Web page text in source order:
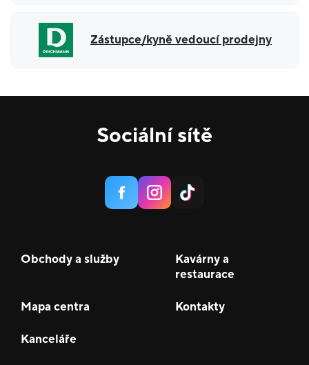
Zástupce/kyně vedoucí prodejny
Sociální sítě
Obchody a služby
Kavárny a
restaurace
Mapa centra Kontakty
Kanceláře